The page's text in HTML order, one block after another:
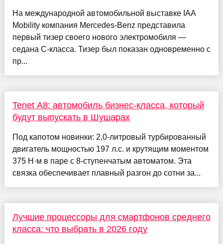
На международной автомобильной выставке IAA
Mobility компания Mercedes-Benz представила
первый тизер своего нового электромобиля —
седана C-класса. Тизер был показан одновременно с
пр...
Tenet A8: автомобиль бизнес-класса, который
будут выпускать в Шушарах
Под капотом новинки: 2,0-литровый турбированный
двигатель мощностью 197 л.с. и крутящим моментом
375 Н·м в паре с 8-ступенчатым автоматом. Эта
связка обеспечивает плавный разгон до сотни за...
Лучшие процессоры для смартфонов среднего
класса: что выбрать в 2026 году